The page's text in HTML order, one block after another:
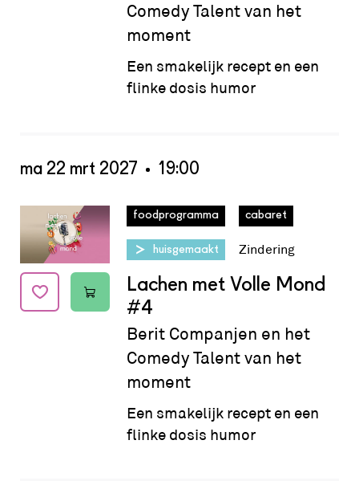
Comedy Talent van het
moment
Een smakelijk recept en een
flinke dosis humor
Lachen met Volle Mond
#4
Berit Companjen en het
Comedy Talent van het
moment
Een smakelijk recept en een
flinke dosis humor
Datum:ma 22 mrt 2027 - 19:00
foodprogramma cabaret
huisgemaakt Zindering
ma 22 mrt 2027 19:00